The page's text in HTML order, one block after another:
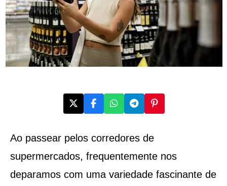
Ao passear pelos corredores de
supermercados, frequentemente nos
deparamos com uma variedade fascinante de